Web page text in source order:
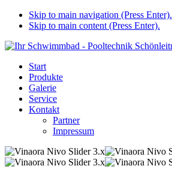
Skip to main navigation (Press Enter).
Skip to main content (Press Enter).
Start
Produkte
Galerie
Service
Kontakt
Partner
Impressum